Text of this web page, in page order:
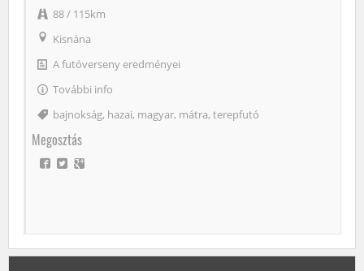
88 / 115km
Kisnána
A futóverseny eredményei
További info
Címke
bajnokság, hazai, magyar, mátra, terepfutó
Megosztás